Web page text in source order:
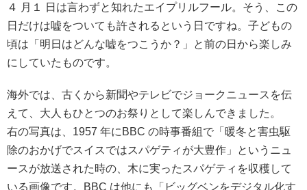
４ 月１ 日は言わずと知れたエイプリルフール。そう、この
日だけは嘘をついても許されるという日ですね。子どもの
頃は「明日はどんな嘘をつこうか？」と前の日から楽しみ
にしていたものです。
海外では、古くから新聞やテレビでジョークニュースを伝
えて、大人もひとつのお祭りとして楽しんできました。
右の写真は、1957 年にBBC の時事番組で「暖冬と害虫駆
除のおかげでスイスではスパゲティが大豊作」というニュ
ースが放送された時の、木に実ったスパゲティを収穫して
いる画像です。BBC は他にも「ビッグベンをデジタル化す